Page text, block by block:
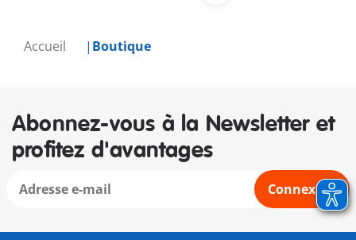
Accueil Boutique
Abonnez-vous à la Newsletter et
profitez d'avantages
Connexion